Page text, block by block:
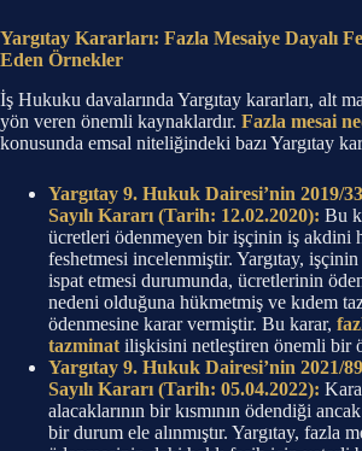
Yargıtay Kararları: Fazla Mesaiye Dayalı
Eden Örnekler
İş Hukuku davalarında Yargıtay kararları, alt
yön veren önemli kaynaklardır. Fazla mesai
konusunda emsal niteliğindeki bazı Yargıtay
Yargıtay 9. Hukuk Dairesi’nin 2019/
Sayılı Kararı (Tarih: 12.02.2020): Bu
ücretleri ödenmeyen bir işçinin iş akdini
feshetmesi incelenmiştir. Yargıtay, işçinin
ispat etmesi durumunda, ücretlerinin
nedeni olduğuna hükmetmiş ve kıdem
ödenmesine karar vermiştir. Bu karar,
tazminat ilişkisini netleştiren önemli bir
Yargıtay 9. Hukuk Dairesi’nin 2021/
Sayılı Kararı (Tarih: 05.04.2022):
alacaklarının bir kısmının ödendiği
bir durum ele alınmıştır. Yargıtay, fazla